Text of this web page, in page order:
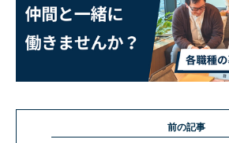
前の記事